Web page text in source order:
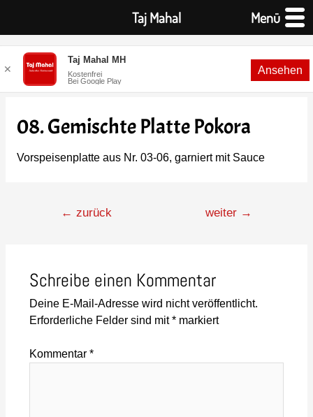
08. Gemischte Platte Pokora
Vorspeisenplatte aus Nr. 03-06, garniert mit Sauce
← zurück weiter →
Schreibe einen Kommentar
Deine E-Mail-Adresse wird nicht veröffentlicht.
Erforderliche Felder sind mit*markiert
Kommentar *
Taj Mahal Menü
✕
Taj Mahal MH
Kostenfrei
Bei Google Play
Ansehen